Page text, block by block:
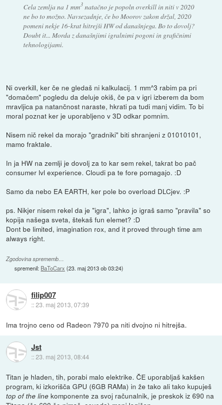
Cela zemlja na 1 mm3natačno je popoln overkill in niti v 2020
ne bo to možno. Navsezadnje, če bo Moorov zakon držal, 2020
pomeni nekje 16-krat hitrejši HW od današnjega. Bo to dovolj?
Doubt it... Morda z današnjimi igralnimi pogoni in grafičnimi
tehnologijami.
Ni overkill, ker če ne gledaš ni kalkulacij. 1 mm^3 rabim pa pri
"domačem" pogledu da deluje okiš, če pa v igri izberem da bom
mravljica pa natančnost naraste, hkrati pa tudi manj vidim. To bi
moral poznat ker je uporabljeno v 3D odkar pomnim.
Nisem nič rekel da morajo "gradniki" biti shranjeni z 01010101,
mamo fraktale.
In ja HW na zemlji je dovolj za to kar sem rekel, takrat bo pač
consumer lvl experience. Cloudi pa te fore pomagajo. :D
Samo da nebo EA EARTH, ker pole bo overload DLCjev. :P
ps. Nikjer nisem rekel da je "igra", lahko jo igraš samo "pravila" so
kopija našega sveta, štekaš fun elemet? :D
Dont be limited, imagination rox, and it proved through time am
always right.
Zgodovina sprememb…
spremenil: BaToCarx (23. maj 2013 ob 03:24)
filip007
::23. maj 2013, 07:39
Ima trojno ceno od Radeon 7970 pa niti dvojno ni hitrejša.
Jst
::23. maj 2013, 08:44
Titan je hladen, tih, porabi malo elektrike. ČE uporabljaš kakšen
program, ki izkorišča GPU (6GB RAMa) in že tako ali tako kupuješ
top of the line komponente za svoj računalnik, je preskok iz 690 na